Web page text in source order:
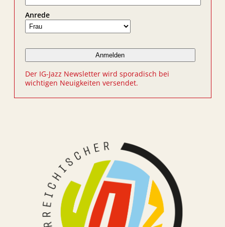
Anrede
Der IG-Jazz Newsletter wird sporadisch bei
wichtigen Neuigkeiten versendet.